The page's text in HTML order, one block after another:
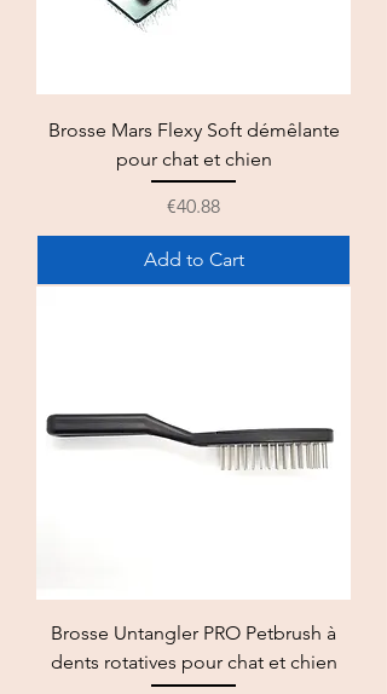
Brosse Mars Flexy Soft démêlante
pour chat et chien
Price
€40.88
Add to Cart
Brosse Untangler PRO Petbrush à
dents rotatives pour chat et chien